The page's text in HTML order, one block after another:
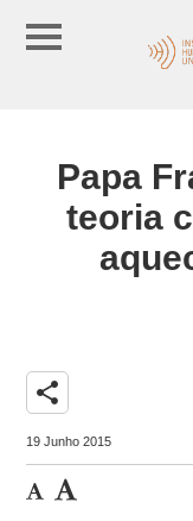
Papa
teoria
share
19 Junho 2015